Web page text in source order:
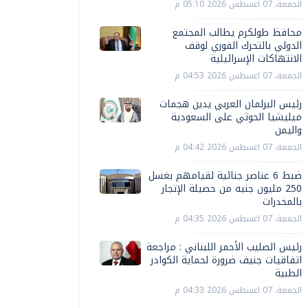
الجمعة، 07 اغسطس 2026 05:10 م
محافظ طولكرم يطالب المجتمع
الدولي بالتحرك الفوري لوقف
الانتهاكات الإسرائيلية
الجمعة، 07 اغسطس 2026 04:53 م
رئيس البرلمان العربي يدين هجمات
ميليشيا الحوثي على السعودية
واليمن
الجمعة، 07 اغسطس 2026 04:42 م
ضبط 6 عناصر جنائية لقيامهم بغسل
250 مليون جنيه من حصيلة الإتجار
بالمخدرات
الجمعة، 07 اغسطس 2026 04:35 م
رئيس الصليب الأحمر اللبناني : مراجعة
اتفاقيات جنيف ضرورة لحماية الكوادر
الطبية
الجمعة، 07 اغسطس 2026 04:33 م